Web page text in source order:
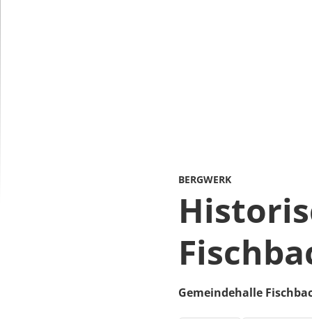
BERGWERK
Gemeindehalle